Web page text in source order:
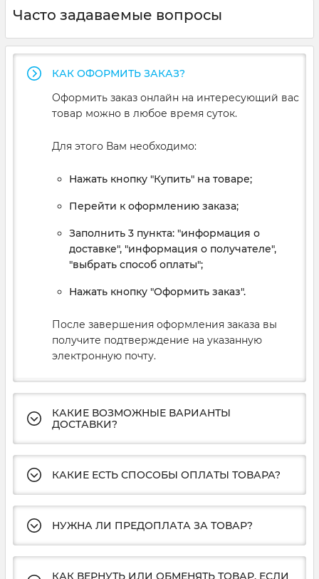
Часто задаваемые вопросы
КАК ОФОРМИТЬ ЗАКАЗ?
Оформить заказ онлайн на интересующий вас
товар можно в любое время суток.
Для этого Вам необходимо:
Нажать кнопку "Купить" на товаре;
Перейти к оформлению заказа;
Заполнить 3 пункта: "информация о
доставке", "информация о получателе",
"выбрать способ оплаты";
Нажать кнопку "Оформить заказ".
После завершения оформления заказа вы
получите подтверждение на указанную
электронную почту.
КАКИЕ ВОЗМОЖНЫЕ ВАРИАНТЫ
ДОСТАВКИ?
КАКИЕ ЕСТЬ СПОСОБЫ ОПЛАТЫ ТОВАРА?
НУЖНА ЛИ ПРЕДОПЛАТА ЗА ТОВАР?
КАК ВЕРНУТЬ ИЛИ ОБМЕНЯТЬ ТОВАР, ЕСЛИ